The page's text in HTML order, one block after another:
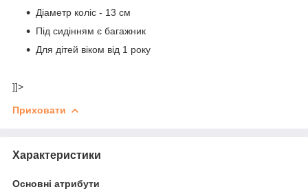
Діаметр коліс - 13 см
Під сидінням є багажник
Для дітей віком від 1 року
]]>
Приховати
Характеристики
Основні атрибути